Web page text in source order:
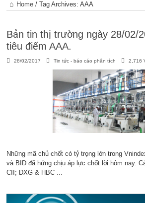
Chứng khoán phái sinh
Home /Tag Archives: AAA
Bản tin thị trường ngày 28/02/
tiêu điểm AAA.
28/02/2017 Tin tức - báo cáo phân tích 2,716
Những mã chủ chốt có tỷ trọng lớn trong
và BID đã hứng chịu áp lực chốt lời hôm nay.
CII; DXG & HBC ...